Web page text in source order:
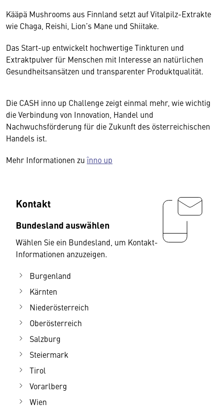
Kääpä Mushrooms aus Finnland setzt auf Vitalpilz-Extrakte
wie Chaga, Reishi, Lion’s Mane und Shiitake.
Das Start-up entwickelt hochwertige Tinkturen und
Extraktpulver für Menschen mit Interesse an natürlichen
Gesundheitsansätzen und transparenter Produktqualität.
Die CASH inno up Challenge zeigt einmal mehr, wie wichtig
die Verbindung von Innovation, Handel und
Nachwuchsförderung für die Zukunft des österreichischen
Handels ist.
Mehr Informationen zuînno up
Kontakt
Bundesland auswählen
Wählen Sie ein Bundesland, um Kontakt-
Informationen anzuzeigen.
Burgenland
Kärnten
Niederösterreich
Oberösterreich
Salzburg
Steiermark
Tirol
Vorarlberg
Wien